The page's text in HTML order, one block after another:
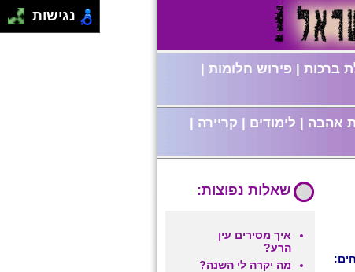
ברכות | פירוש חלומות |
אהבה | לימודים | קריירה |
שאלות נפוצות:
איך מסירים עין
הרע?
מה יקרה לי השנה?
נגישות